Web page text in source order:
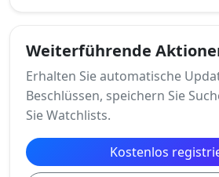
Weiterführende
Erhalten Sie automatische
Beschlüssen, speichern Sie
Sie Watchlists.
Kostenlos